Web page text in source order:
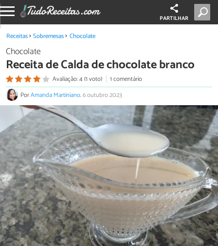
PARTILHAR
Receitas Sobremesas Chocolate
Chocolate
Receita de Calda de chocolate branco
Avaliação: 4 (1 voto)
1 comentário
PorAmanda Martiniano.6 outubro 2023